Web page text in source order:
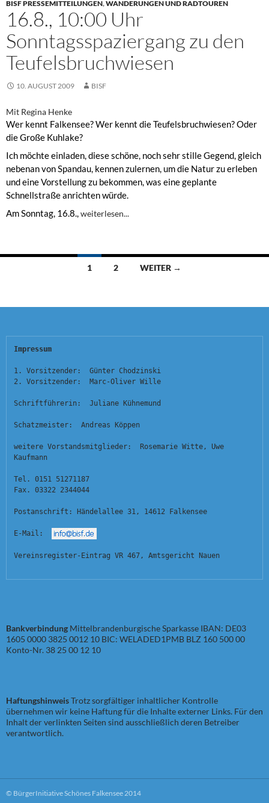
BISF PRESSEMITTEILUNGEN,WANDERUNGEN UND RADTOUREN
16.8., 10:00 Uhr
Sonntagsspaziergang zu den
Teufelsbruchwiesen
10. AUGUST 2009 BISF
Mit Regina Henke
Wer kennt Falkensee? Wer kennt die Teufelsbruchwiesen? Oder
die Große Kuhlake?
Ich möchte einladen, diese schöne, noch sehr stille Gegend, gleich
nebenan von Spandau, kennen zulernen, um die Natur zu erleben
und eine Vorstellung zu bekommen, was eine geplante
Schnellstraße anrichten würde.
Am Sonntag, 16.8.,weiterlesen...
Beitragsnavigation
1 2 WEITER →
Impressum
1. Vorsitzender:  Günter Chodzinski
2. Vorsitzender:  Marc-Oliver Wille
Schriftführerin:  Juliane Kühnemund
Schatzmeister:  Andreas Köppen
weitere Vorstandsmitglieder:  Rosemarie Witte, Uwe
Kaufmann
Tel. 0151 51271187
Fax. 03322 2344044
Postanschrift: Händelallee 31, 14612 Falkensee
E-Mail:
Vereinsregister-Eintrag VR 467, Amtsgericht Nauen
Bankverbindung Mittelbrandenburgische Sparkasse IBAN: DE03
1605 0000 3825 0012 10 BIC: WELADED1PMB BLZ 160 500 00
Konto-Nr. 38 25 00 12 10
HaftungshinweisTrotz sorgfältiger inhaltlicher Kontrolle
übernehmen wir keine Haftung für die Inhalte externer Links. Für den
Inhalt der verlinkten Seiten sind ausschließlich deren Betreiber
verantwortlich.
© BürgerInitiative Schönes Falkensee 2014